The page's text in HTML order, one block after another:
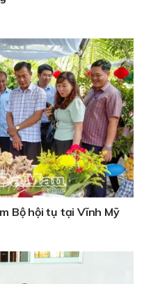
Bộ hội tụ tại Vĩnh Mỹ